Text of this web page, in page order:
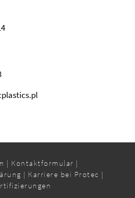
| Kontaktformular |
| Karriere bei Protec |